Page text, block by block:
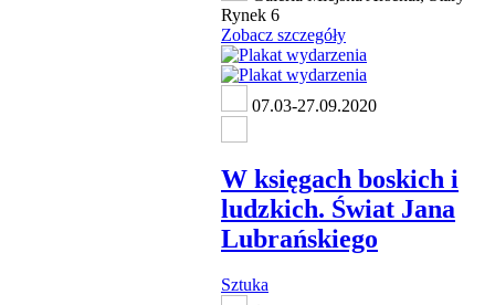
Rynek 6
Zobacz szczegóły
07.03-27.09.2020
W księgach boskich i
ludzkich. Świat Jana
Lubrańskiego
Sztuka